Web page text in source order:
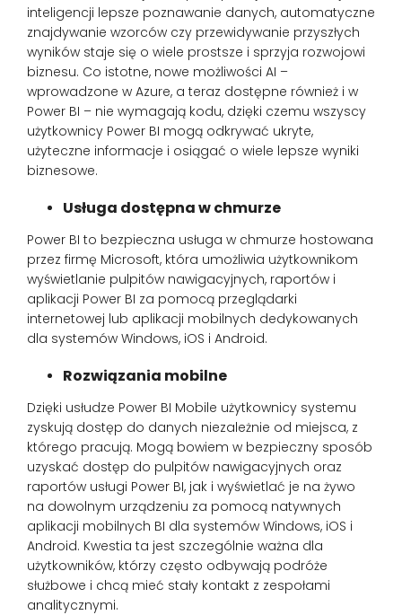
inteligencji lepsze poznawanie danych, automatyczne
znajdywanie wzorców czy przewidywanie przyszłych
wyników staje się o wiele prostsze i sprzyja rozwojowi
biznesu. Co istotne, nowe możliwości AI –
wprowadzone w Azure, a teraz dostępne również i w
Power BI – nie wymagają kodu, dzięki czemu wszyscy
użytkownicy Power BI mogą odkrywać ukryte,
użyteczne informacje i osiągać o wiele lepsze wyniki
biznesowe.
Usługa dostępna w chmurze
Power BI to bezpieczna usługa w chmurze hostowana
przez firmę Microsoft, która umożliwia użytkownikom
wyświetlanie pulpitów nawigacyjnych, raportów i
aplikacji Power BI za pomocą przeglądarki
internetowej lub aplikacji mobilnych dedykowanych
dla systemów Windows, iOS i Android.
Rozwiązania mobilne
Dzięki usłudze Power BI Mobile użytkownicy systemu
zyskują dostęp do danych niezależnie od miejsca, z
którego pracują. Mogą bowiem w bezpieczny sposób
uzyskać dostęp do pulpitów nawigacyjnych oraz
raportów usługi Power BI, jak i wyświetlać je na żywo
na dowolnym urządzeniu za pomocą natywnych
aplikacji mobilnych BI dla systemów Windows, iOS i
Android. Kwestia ta jest szczególnie ważna dla
użytkowników, którzy często odbywają podróże
służbowe i chcą mieć stały kontakt z zespołami
analitycznymi.